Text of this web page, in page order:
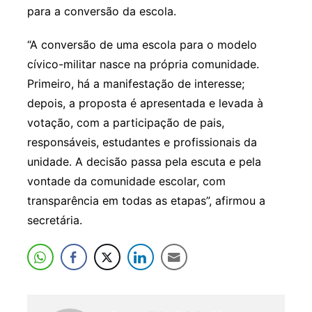
para a conversão da escola.
“A conversão de uma escola para o modelo
cívico-militar nasce na própria comunidade.
Primeiro, há a manifestação de interesse;
depois, a proposta é apresentada e levada à
votação, com a participação de pais,
responsáveis, estudantes e profissionais da
unidade. A decisão passa pela escuta e pela
vontade da comunidade escolar, com
transparência em todas as etapas”, afirmou a
secretária.